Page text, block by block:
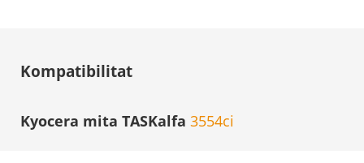
Kompatibilitat
Kyocera mita TASKalfa 3554ci